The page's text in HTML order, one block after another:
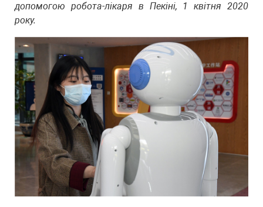
допомогою робота-лікаря в Пекіні, 1 квітня 2020
року.